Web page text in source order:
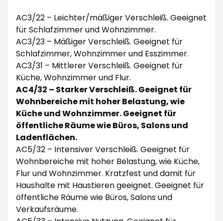
AC3/22 – Leichter/mäßiger Verschleiß. Geeignet
für Schlafzimmer und Wohnzimmer.
AC3/23 – Mäßiger Verschleiß. Geeignet für
Schlafzimmer, Wohnzimmer und Esszimmer.
AC3/31 – Mittlerer Verschleiß. Geeignet für
Küche, Wohnzimmer und Flur.
AC4/32 – Starker Verschleiß. Geeignet für
Wohnbereiche mit hoher Belastung, wie
Küche und Wohnzimmer. Geeignet für
öffentliche Räume wie Büros, Salons und
Ladenflächen.
AC5/32 – Intensiver Verschleiß. Geeignet für
Wohnbereiche mit hoher Belastung, wie Küche,
Flur und Wohnzimmer. Kratzfest und damit für
Haushalte mit Haustieren geeignet. Geeignet für
öffentliche Räume wie Büros, Salons und
Verkaufsräume.